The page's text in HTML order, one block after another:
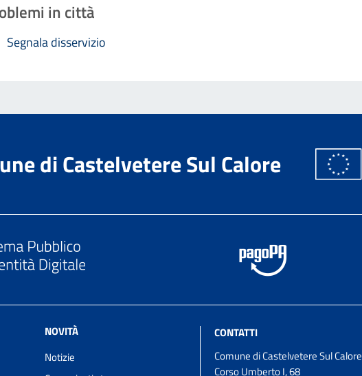
in città
Segnala disservizio
di Castelvetere Sul Calore
NOVITÀ
Notizie
CONTATTI
Comune di Castelvetere Sul Calore
Corso Umberto I, 68